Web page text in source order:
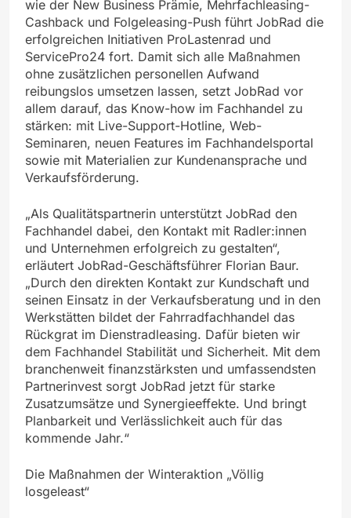
wie der New Business Prämie, Mehrfachleasing-
Cashback und Folgeleasing-Push führt JobRad die
erfolgreichen Initiativen ProLastenrad und
ServicePro24 fort. Damit sich alle Maßnahmen
ohne zusätzlichen personellen Aufwand
reibungslos umsetzen lassen, setzt JobRad vor
allem darauf, das Know-how im Fachhandel zu
stärken: mit Live-Support-Hotline, Web-
Seminaren, neuen Features im Fachhandelsportal
sowie mit Materialien zur Kundenansprache und
Verkaufsförderung.
„Als Qualitätspartnerin unterstützt JobRad den
Fachhandel dabei, den Kontakt mit Radler:innen
und Unternehmen erfolgreich zu gestalten“,
erläutert JobRad-Geschäftsführer Florian Baur.
„Durch den direkten Kontakt zur Kundschaft und
seinen Einsatz in der Verkaufsberatung und in den
Werkstätten bildet der Fahrradfachhandel das
Rückgrat im Dienstradleasing. Dafür bieten wir
dem Fachhandel Stabilität und Sicherheit. Mit dem
branchenweit finanzstärksten und umfassendsten
Partnerinvest sorgt JobRad jetzt für starke
Zusatzumsätze und Synergieeffekte. Und bringt
Planbarkeit und Verlässlichkeit auch für das
kommende Jahr.“
Die Maßnahmen der Winteraktion „Völlig
losgeleast“